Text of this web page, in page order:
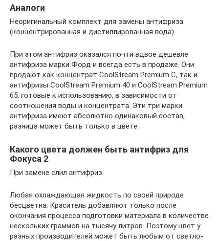
Аналоги
Неоригинальный комплект для замены антифриза
(концентрированная и дистиллированная вода)
При этом антифриз оказался почти вдвое дешевле
антифриза марки Форд и всегда есть в продаже. Они
продают как концентрат CoolStream Premium C, так и
антифризы CoolStream Premium 40 и CoolStream Premium
65, готовые к использованию, в зависимости от
соотношения воды и концентрата. Эти три марки
антифриза имеют абсолютно одинаковый состав,
разница может быть только в цвете.
Какого цвета должен быть антифриз для
Фокуса 2
При замене слил антифриз.
Любая охлаждающая жидкость по своей природе
бесцветна. Краситель добавляют только после
окончания процесса подготовки материала в количестве
нескольких граммов на тысячу литров. Поэтому цвет у
разных производителей может быть любым от светло-